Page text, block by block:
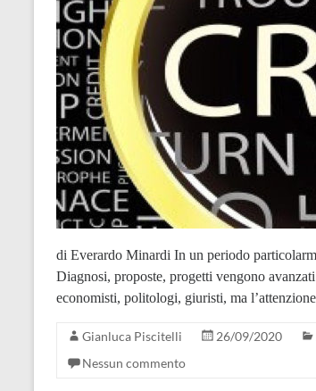
di Everardo Minardi In un periodo
Diagnosi, proposte, progetti vengono
economisti, politologi, giuristi, ma
Gianluca Piscitelli 26/09/2020
Nessun commento